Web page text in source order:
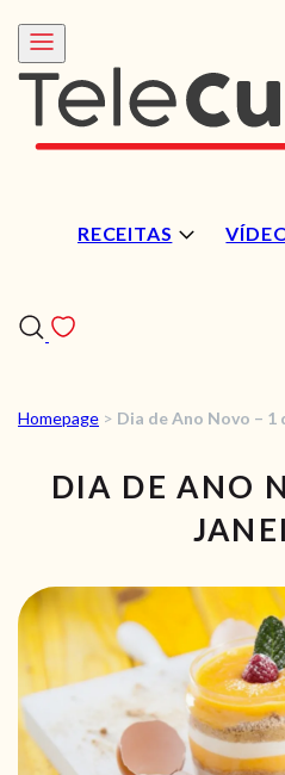
RECEITAS
LOJA
Homepage > Dia de Ano Novo – 1
DIA DE ANO